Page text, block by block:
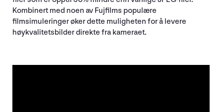
Kombinert med noen av Fujfilms populære
filmsimuleringer øker dette muligheten for å levere
høykvalitetsbilder direkte fra kameraet.